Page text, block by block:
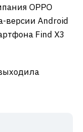
OPPO
версии Android
Find X3